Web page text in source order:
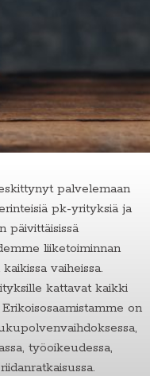
palvelemaan
pk-yrityksiä ja
päivittäisissä
liiketoiminnan
vaiheissa.
kattavat kaikki
on
työoikeudessa,